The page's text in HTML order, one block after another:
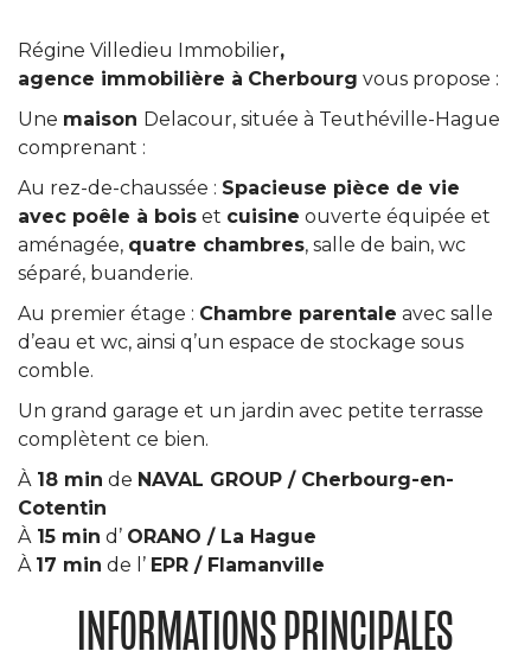
Régine Villedieu Immobilier,
agence immobilière à Cherbourg vous propose :
Une maison Delacour, située à Teuthéville-Hague
comprenant :
Au rez-de-chaussée : Spacieuse pièce de vie
avec poêle à bois et cuisine ouverte équipée et
aménagée, quatre chambres, salle de bain, wc
séparé, buanderie.
Au premier étage : Chambre parentale avec salle
d’eau et wc, ainsi q’un espace de stockage sous
comble.
Un grand garage et un jardin avec petite terrasse
complètent ce bien.
À 18 min de NAVAL GROUP / Cherbourg-en-
Cotentin
À 15 min d’ ORANO / La Hague
À 17 min de l’ EPR / Flamanville
INFORMATIONS PRINCIPALES